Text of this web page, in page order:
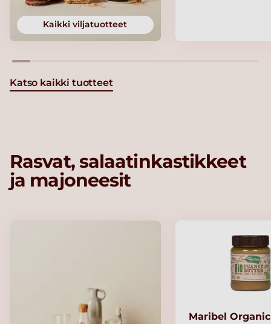
Kaikki viljatuotteet
Katso kaikki tuotteet
Rasvat, salaatinkastikkeet
ja majoneesit
Maribel